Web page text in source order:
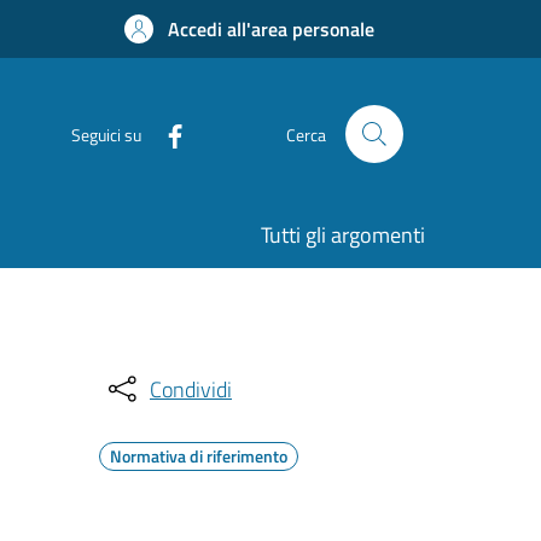
Accedi all'area personale
Seguici su Cerca
Tutti gli argomenti
Condividi
Normativa di riferimento